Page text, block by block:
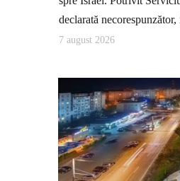
declarată
7 august 2026